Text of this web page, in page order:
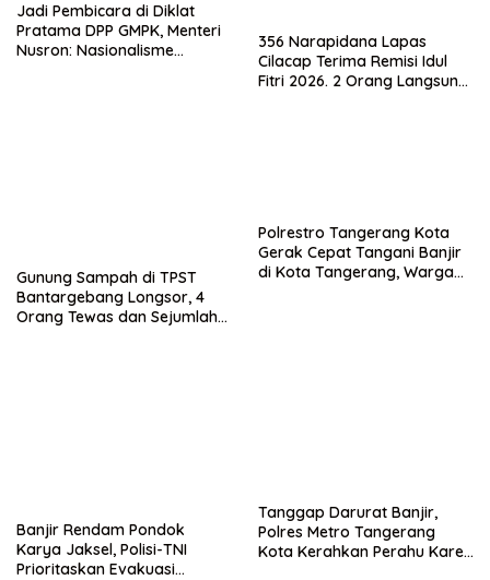
Jadi Pembicara di Diklat
Pratama DPP GMPK, Menteri
Nusron: Nasionalisme
356 Narapidana Lapas
Cilacap Terima Remisi Idul
Fitri 2026. 2 Orang Langsung
Gunung Sampah di TPST
Bantargebang Longsor, 4
Orang Tewas dan Sejumlah
Polrestro Tangerang Kota
Gerak Cepat Tangani Banjir
di Kota Tangerang, Warga
Banjir Rendam Pondok
Karya Jaksel, Polisi-TNI
Prioritaskan Evakuasi
Tanggap Darurat Banjir,
Polres Metro Tangerang
Kota Kerahkan Perahu Karet